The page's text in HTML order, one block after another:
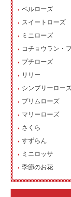
ベルローズ
スイートローズ
ミニローズ
コチョウラン・
プチローズ
リリー
シンプリーロー
プリムローズ
マリーローズ
さくら
すずらん
ミニロッサ
季節のお花